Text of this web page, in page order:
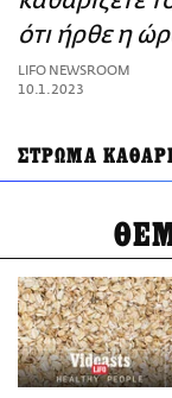
ΑΜΠΑ
PRINT
ότι ήρθε η
LIFO NEWSROOM
10.1.2023
ΣΤΡΩΜΑ